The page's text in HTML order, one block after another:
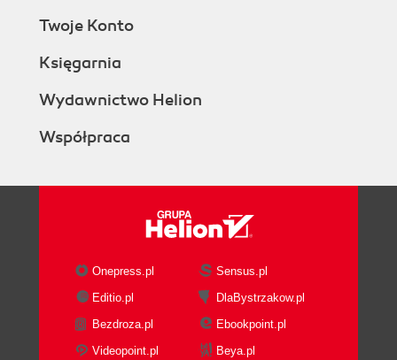
Twoje Konto
Księgarnia
Wydawnictwo Helion
Współpraca
Onepress.pl
Sensus.pl
Editio.pl
DlaBystrzakow.pl
Bezdroza.pl
Ebookpoint.pl
Videopoint.pl
Beya.pl